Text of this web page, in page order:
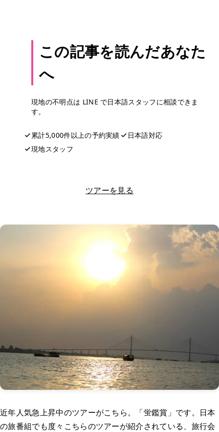
この記事を読んだあなた
へ
現地の不明点は LINE で日本語スタッフに相談できま
す。
累計5,000件以上の予約実績
日本語対応
現地スタッフ
ツアーを見る
近年人気急上昇中のツアーがこちら。「蛍鑑賞」です。日本
の旅番組でも度々こちらのツアーが紹介されている、旅行会